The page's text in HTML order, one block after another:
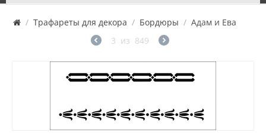
/ Трафареты для декора / Бордюры / Адам и Ева
3 из 849